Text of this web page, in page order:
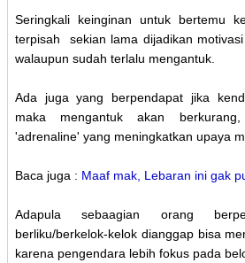
Seringkali keinginan untuk bertemu
terpisah sekian lama dijadikan
walaupun sudah terlalu mengantuk.
Ada juga yang berpendapat jika
maka mengantuk akan
'adrenaline' yang meningkatkan upaya
Baca juga : Maaf mak, Lebaran ini gak
Adapula sebaagian orang
berliku/berkelok-kelok dianggap bisa
karena pengendara lebih fokus pada